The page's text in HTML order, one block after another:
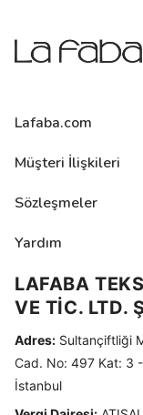
Lafaba.com
Müşteri İlişkileri
Sözleşmeler
Yardım
LAFABA
VE TİC. LTD.
Adres: Sultançiftliği
Cad. No: 497 Kat: 3
İstanbul